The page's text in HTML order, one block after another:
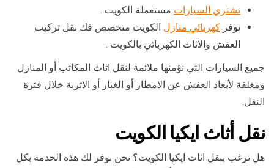
نشتري السيارات مستعملة الكويت .
نوفر كهربائي منازل الكويت متخصص فك نقل تركيب
العفش والاثاث الكهربائي بالكويت .
جميع السيارات التي نؤمنها ملائمة لنقل اثاث المكاتب أو المنازل
ومغلقة لأبعاد العفش عن الامطار أو الغبار أو الاتربة خلال فترة
النقل.
نقل أثاث ايكيا الكويت
هل ترغب بنقل اثاث ايكيا الكويت؟ نحن نوفر لك هذه الخدمة بكل